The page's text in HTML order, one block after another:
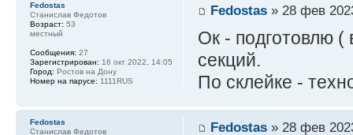
Fedostas» 28 фев
Ок - подготовлю (
секций.
По склейке -
Fedostas
Станислав Федотов
Возраст: 53
местный
Сообщения: 27
Зарегистрирован: 16 окт 2022, 14:05
Город: Ростов на Дону
Номер на парусе: 1111RUS
Fedostas» 28 фев
Fedostas
Станислав Федотов